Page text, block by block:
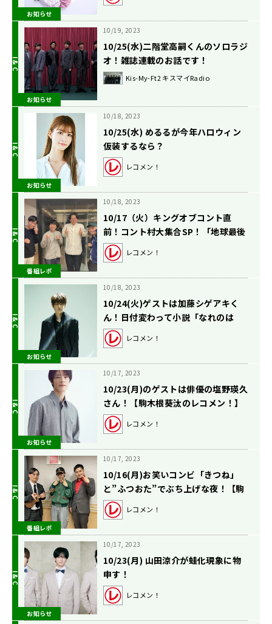
お知らせ
お知らせ
10/19, 2023
10/25(水)二階堂高嗣くんのソロラジ
オ！雑誌連載のお話です！
Kis-My-Ft2 キスマイRadio
お知らせ
10/18, 2023
10/25(水) めるるが今年ハロウィン
仮装するなら？
レコメン！
番組レポ
10/18, 2023
10/17（火）キングオブコント直
前！コント村大集合SP！「地球最後
の日にしたいコントは…」
レコメン！
お知らせ
10/18, 2023
10/24(火)ゲストは加藤シゲアキく
ん！日付変わって小説「なれのは
て」発売です！
レコメン！
お知らせ
10/17, 2023
10/23(月)のゲストは俳優の塩野瑛久
さん！【駒木根葵汰のレコメン！】
レコメン！
番組レポ
10/17, 2023
10/16(月)お笑いコンビ「きつね」
と”ふつおた”でぶち上げな夜！【駒
木根葵汰のレコメン！】
レコメン！
お知らせ
10/17, 2023
10/23(月) 山田涼介が蛙化現象に物
申す！
レコメン！